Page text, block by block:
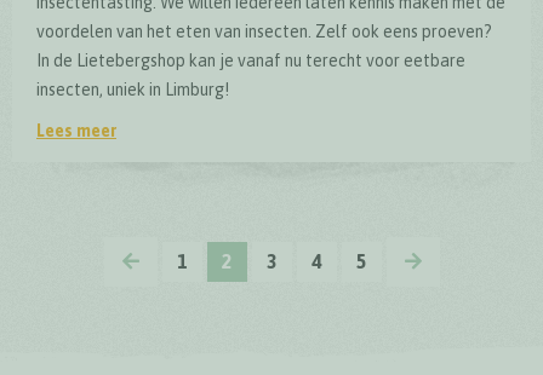
voordelen van het eten van insecten. Zelf ook eens proeven?
In de Lietebergshop kan je vanaf nu terecht voor eetbare
insecten, uniek in Limburg!
Lees meer
VORIGE
1 2 3 4 5 VOLGENDE